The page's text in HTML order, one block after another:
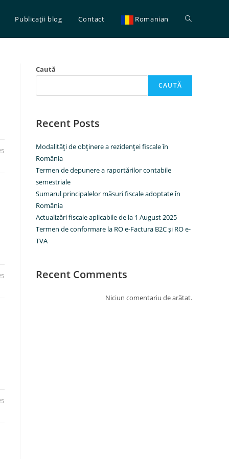
Publicaţii blog Contact Romanian Toggle
search
Caută
CAUTĂ
Recent Posts
Modalităţi de obţinere a rezidenţei fiscale în
România
Termen de depunere a raportărilor contabile
semestriale
Sumarul principalelor măsuri fiscale adoptate în
România
Actualizări fiscale aplicabile de la 1 August 2025
Termen de conformare la RO e-Factura B2C şi RO e-
TVA
Recent Comments
Niciun comentariu de arătat.